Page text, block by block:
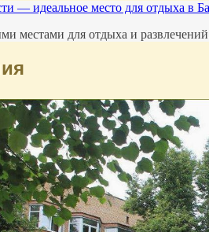
— идеальное место для отдыха в
местами для отдыха и